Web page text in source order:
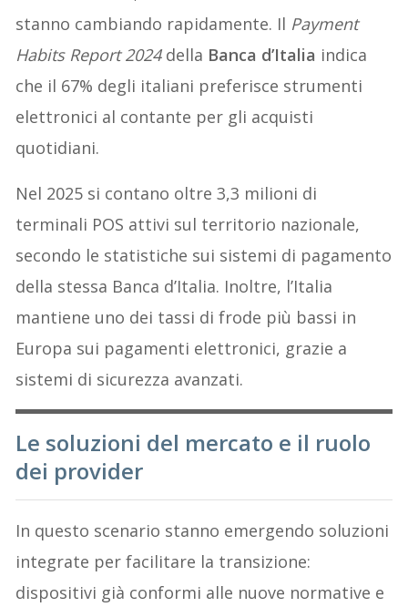
stanno cambiando rapidamente. Il Payment
Habits Report 2024della Banca d’Italia indica
che il 67% degli italiani preferisce strumenti
elettronici al contante per gli acquisti
quotidiani.
Nel 2025 si contano oltre 3,3 milioni di
terminali POS attivi sul territorio nazionale,
secondo le statistiche sui sistemi di pagamento
della stessa Banca d’Italia. Inoltre, l’Italia
mantiene uno dei tassi di frode più bassi in
Europa sui pagamenti elettronici, grazie a
sistemi di sicurezza avanzati.
Le soluzioni del mercato e il ruolo
dei provider
In questo scenario stanno emergendo soluzioni
integrate per facilitare la transizione:
dispositivi già conformi alle nuove normative e